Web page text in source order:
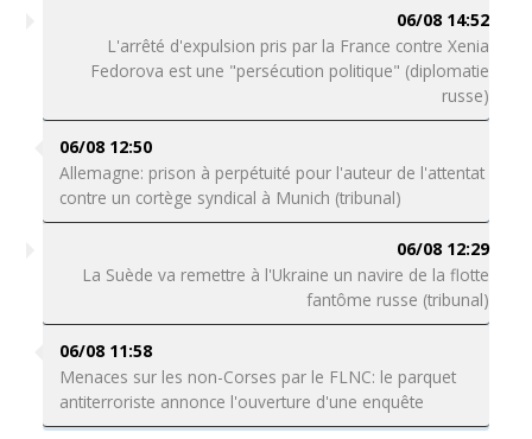
06/08 14:52
L'arrêté d'expulsion pris par la France contre Xenia
Fedorova est une "persécution politique" (diplomatie
russe)
06/08 12:50
Allemagne: prison à perpétuité pour l'auteur de l'attentat
contre un cortège syndical à Munich (tribunal)
06/08 12:29
La Suède va remettre à l'Ukraine un navire de la flotte
fantôme russe (tribunal)
06/08 11:58
Menaces sur les non-Corses par le FLNC: le parquet
antiterroriste annonce l'ouverture d'une enquête